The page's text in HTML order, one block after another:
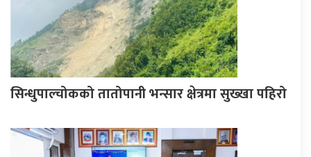
सिन्धुपाल्चोकको तातोपानी भन्सार क्षेत्रमा सुख्खा पहिरो